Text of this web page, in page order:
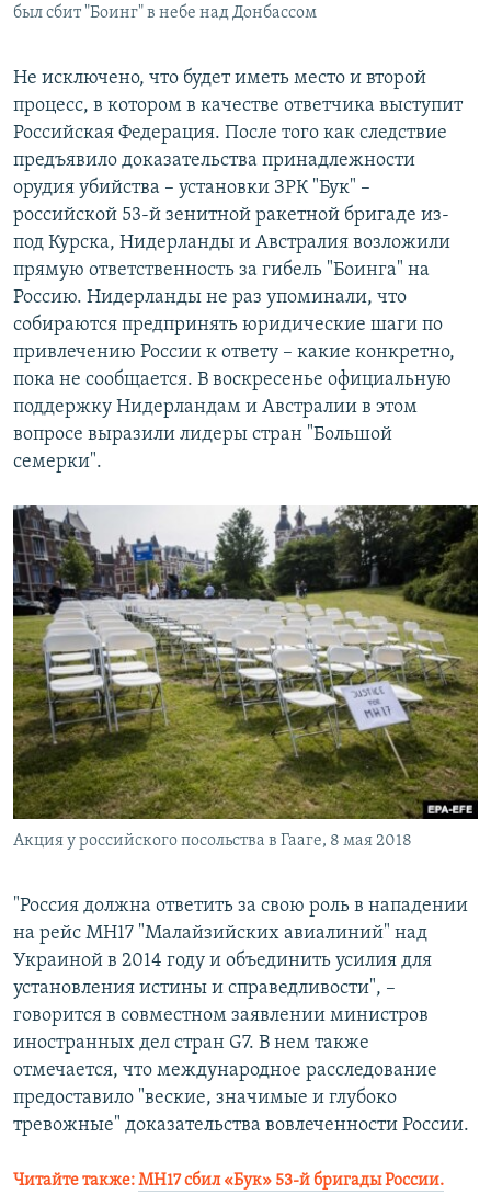
был сбит "Боинг" в небе над Донбассом
Не исключено, что будет иметь место и второй
процесс, в котором в качестве ответчика выступит
Российская Федерация. После того как следствие
предъявило доказательства принадлежности
орудия убийства – установки ЗРК "Бук" –
российской 53-й зенитной ракетной бригаде из-
под Курска, Нидерланды и Австралия возложили
прямую ответственность за гибель "Боинга" на
Россию. Нидерланды не раз упоминали, что
собираются предпринять юридические шаги по
привлечению России к ответу – какие конкретно,
пока не сообщается. В воскресенье официальную
поддержку Нидерландам и Австралии в этом
вопросе выразили лидеры стран "Большой
семерки".
Акция у российского посольства в Гааге, 8 мая 2018
"Россия должна ответить за свою роль в нападении
на рейс МН17 "Малайзийских авиалиний" над
Украиной в 2014 году и объединить усилия для
установления истины и справедливости", –
говорится в совместном заявлении министров
иностранных дел стран G7. В нем также
отмечается, что международное расследование
предоставило "веские, значимые и глубоко
тревожные" доказательства вовлеченности России.
Читайте также:MH17 сбил «Бук» 53-й бригады России.